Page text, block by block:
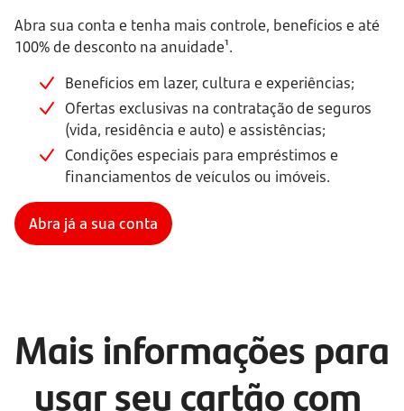
Abra sua conta e tenha mais controle, benefícios e até
100% de desconto na anuidade¹.
Benefícios em lazer, cultura e experiências;
Ofertas exclusivas na contratação de seguros
(vida, residência e auto) e assistências;
Condições especiais para empréstimos e
financiamentos de veículos ou imóveis.
Abra já a sua conta
Mais informações para
usar seu cartão com